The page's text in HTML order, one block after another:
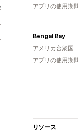
アプリの使用期
Bengal Bay
アメリカ合衆国
アプリの使用期
リソース